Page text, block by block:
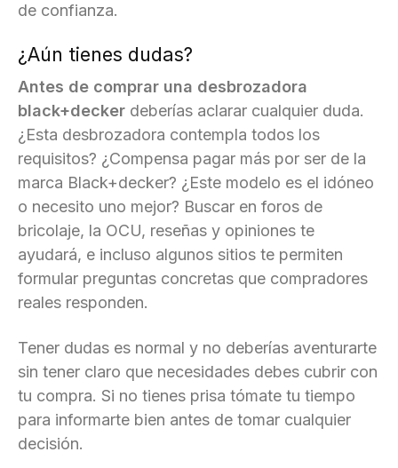
de confianza.
¿Aún tienes dudas?
Antes de comprar una desbrozadora
black+decker deberías aclarar cualquier duda.
¿Esta desbrozadora contempla todos los
requisitos? ¿Compensa pagar más por ser de la
marca Black+decker? ¿Este modelo es el idóneo
o necesito uno mejor? Buscar en foros de
bricolaje, la OCU, reseñas y opiniones te
ayudará, e incluso algunos sitios te permiten
formular preguntas concretas que compradores
reales responden.
Tener dudas es normal y no deberías aventurarte
sin tener claro que necesidades debes cubrir con
tu compra. Si no tienes prisa tómate tu tiempo
para informarte bien antes de tomar cualquier
decisión.